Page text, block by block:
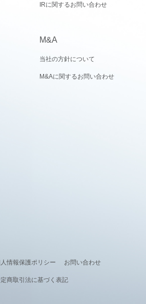
IRに関するお問い合わせ
M&A
当社の方針について
M&Aに関するお問い合わせ
情報保護ポリシー お問い合わせ
商取引法に基づく表記